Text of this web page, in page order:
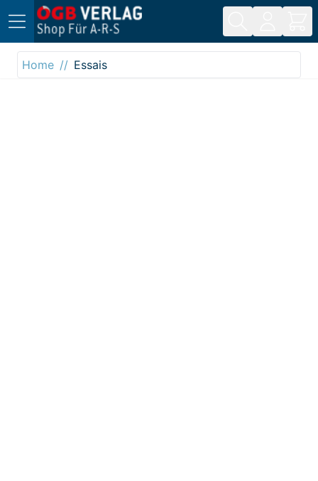
Direkt zum Inhalt
Home
Essais